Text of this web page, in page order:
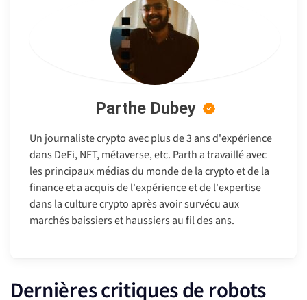
Parthe Dubey
Un journaliste crypto avec plus de 3 ans d'expérience
dans DeFi, NFT, métaverse, etc. Parth a travaillé avec
les principaux médias du monde de la crypto et de la
finance et a acquis de l'expérience et de l'expertise
dans la culture crypto après avoir survécu aux
marchés baissiers et haussiers au fil des ans.
Dernières critiques de robots